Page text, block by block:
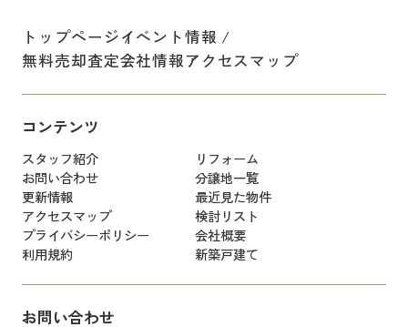
トップページイベント情報
無料売却査定会社情報アクセスマップ
コンテンツ
スタッフ紹介
リフォーム
お問い合わせ
分譲地一覧
更新情報
最近見た物件
アクセスマップ
検討リスト
プライバシーポリシー
会社概要
利用規約
新築戸建て
お問い合わせ